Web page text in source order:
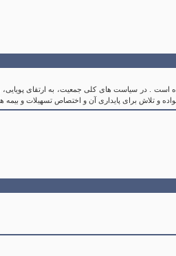
. در سیاست های کلی جمعیت، به ارتقای
و تلاش برای پایداری آن و اختصاص تسهیلات و